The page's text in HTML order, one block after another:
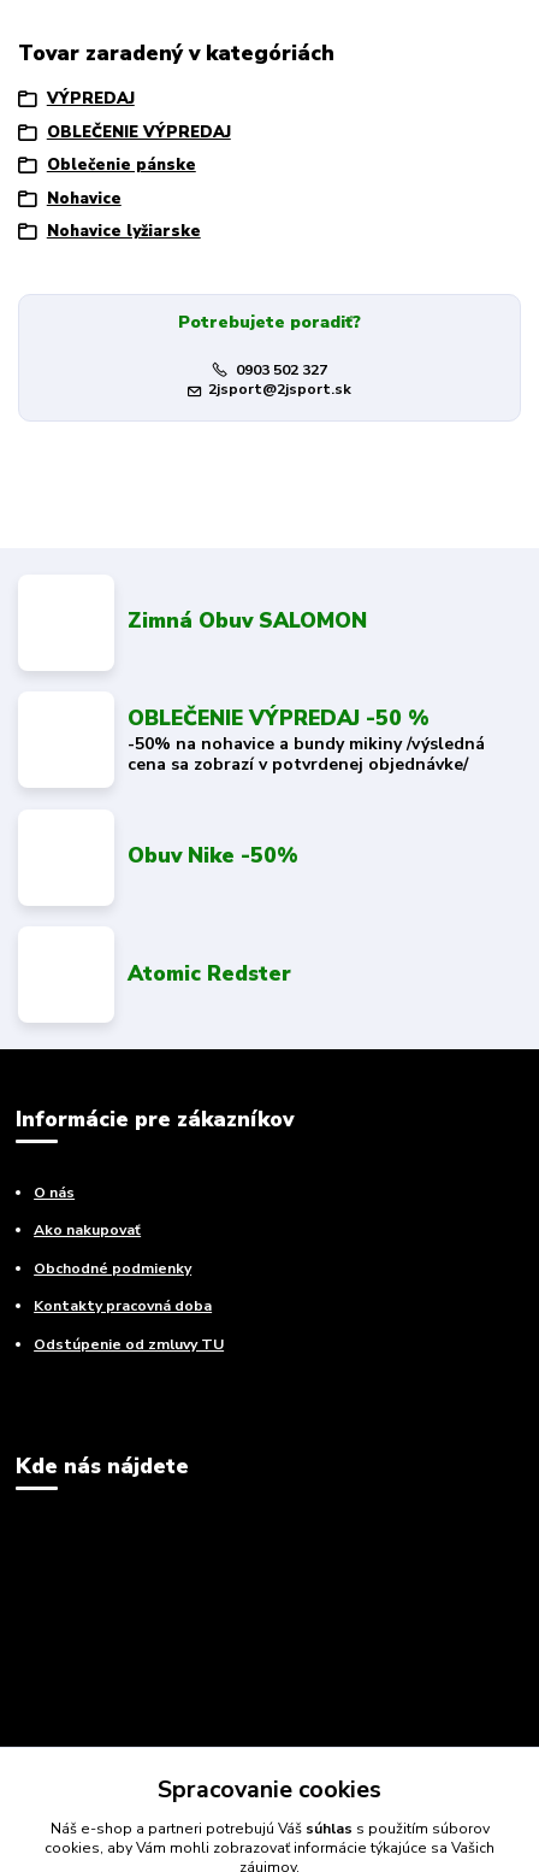
Tovar zaradený v kategóriách
VÝPREDAJ
OBLEČENIE VÝPREDAJ
Oblečenie pánske
Nohavice
Nohavice lyžiarske
Potrebujete poradiť?
0903 502 327
2jsport@2jsport.sk
Zimná Obuv SALOMON
OBLEČENIE VÝPREDAJ -50 %
-50% na nohavice a bundy mikiny /výsledná
cena sa zobrazí v potvrdenej objednávke/
Obuv Nike -50%
Atomic Redster
Informácie pre zákazníkov
O nás
Ako nakupovať
Obchodné podmienky
Kontakty pracovná doba
Odstúpenie od zmluvy TU
Kde nás nájdete
Spracovanie cookies
Náš e-shop a partneri potrebujú Váš súhlas s použitím súborov
cookies, aby Vám mohli zobrazovať informácie týkajúce sa Vašich
záujmov.